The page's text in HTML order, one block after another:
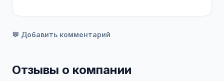
💬 Добавить комментарий
Отзывы о компании